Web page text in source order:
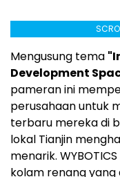
Mengusung tema
Development
pameran ini
perusahaan untuk
terbaru mereka di
lokal Tianjin
menarik.
kolam renang yang